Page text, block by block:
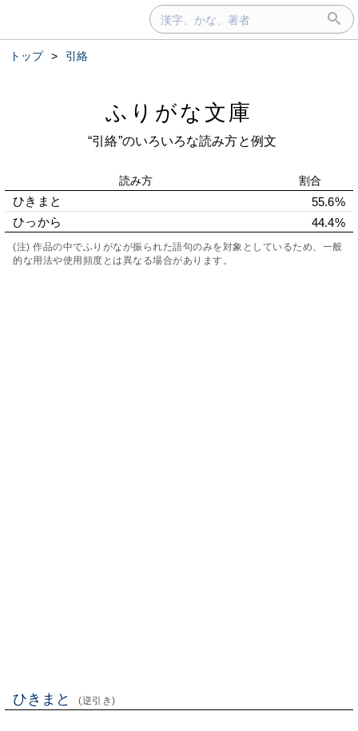
トップ > 引絡
ふりがな文庫
“引絡”のいろいろな読み方と例文
読み方 割合
ひきまと
55.6%
ひっから
44.4%
(注) 作品の中でふりがなが振られた語句のみを対象としているため、一般
的な用法や使用頻度とは異なる場合があります。
ひきまと (逆引き)